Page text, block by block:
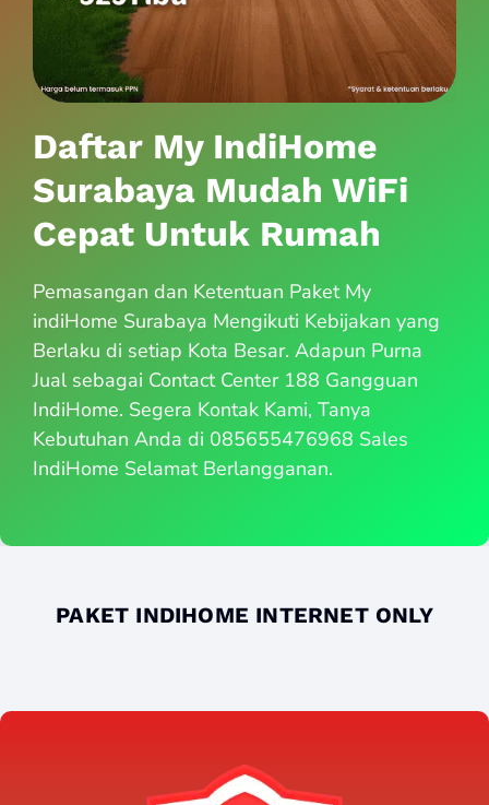
Daftar My IndiHome
Surabaya Mudah WiFi
Cepat Untuk Rumah
Pemasangan dan Ketentuan Paket My
indiHome Surabaya Mengikuti Kebijakan yang
Berlaku di setiap Kota Besar. Adapun Purna
Jual sebagai Contact Center 188 Gangguan
IndiHome. Segera Kontak Kami, Tanya
Kebutuhan Anda di 085655476968 Sales
IndiHome Selamat Berlangganan.
PAKET INDIHOME INTERNET ONLY